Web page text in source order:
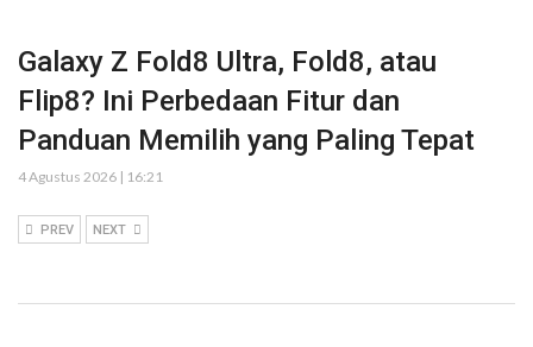
Galaxy Z Fold8 Ultra, Fold8, atau
Flip8? Ini Perbedaan Fitur dan
Panduan Memilih yang Paling Tepat
4 Agustus 2026 | 16:21
PREV NEXT